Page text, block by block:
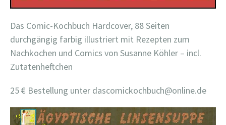
Das Comic-Kochbuch Hardcover, 88 Seiten
durchgängig farbig illustriert mit Rezepten zum
Nachkochen und Comics von Susanne Köhler – incl.
Zutatenheftchen
25 € Bestellung unter dascomickochbuch@online.de